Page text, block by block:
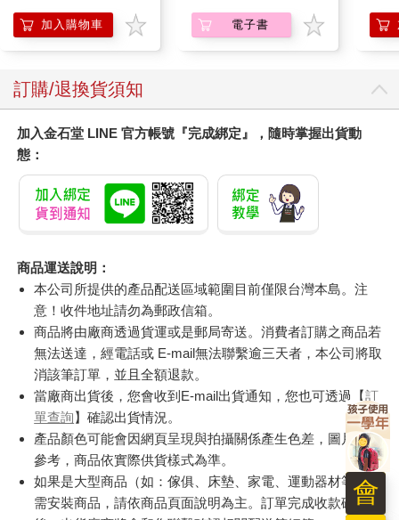
加入購物車 電子書
訂購/退換貨須知
加入金石堂 LINE 官方帳號『完成綁定』，隨時掌握出貨動
態：
商品運送說明：
本公司所提供的產品配送區域範圍目前僅限台灣本島。注
意！收件地址請勿為郵政信箱。
商品將由廠商透過貨運或是郵局寄送。消費者訂購之商品若
無法送達，經電話或 E-mail無法聯繫逾三天者，本公司將取
消該筆訂單，並且全額退款。
當廠商出貨後，您會收到E-mail出貨通知，您也可透過【訂
單查詢】確認出貨情況。
產品顏色可能會因網頁呈現與拍攝關係產生色差，圖片僅供
參考，商品依實際供貨樣式為準。
如果是大型商品（如：傢俱、床墊、家電、運動器材等）及
需安裝商品，請依商品頁面說明為主。訂單完成收款確認
會